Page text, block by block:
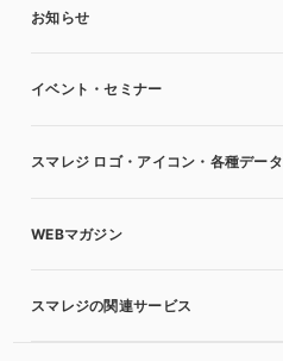
お知らせ
イベント・セミナー
スマレジ ロゴ・アイコン・各種データ
WEBマガジン
スマレジの関連サービス